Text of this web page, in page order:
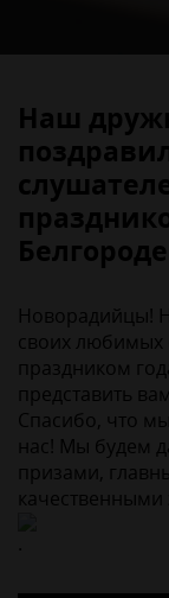
Наш
Белгороде
Новорадийцы!
своих любимых
праздником
представить
Спасибо, что
нас! Мы будем
призами,